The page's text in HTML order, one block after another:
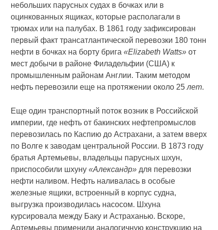
небольших парусных судах в бочках или в
оцинкованных ящиках, которые располагали в
трюмах или на палубах. В 1861 году зафиксирован
первый факт трансатлантической перевозки 180 тонн
нефти в бочках на борту брига«Elizabeth Watts» от
мест добычи в районе Филадельфии (США) к
промышленным районам Англии. Таким методом
нефть перевозили еще на протяжении около 25лет.
Еще один транспортный поток возник в Российской
империи, где нефть от бакинских нефтепромыслов
перевозилась по Каспию до Астрахани, а затем вверх
по Волге к заводам центральной России. В 1873 году
братья Артемьевы, владельцы парусных шхун,
приспособили шхуну«Александр» для перевозки
нефти наливом. Нефть наливалась в особые
железные ящики, встроенный в корпус судна,
выгрузка производилась насосом. Шхуна
курсировала между Баку и Астраханью. Вскоре,
Артемьевы применили аналогичную конструкцию на